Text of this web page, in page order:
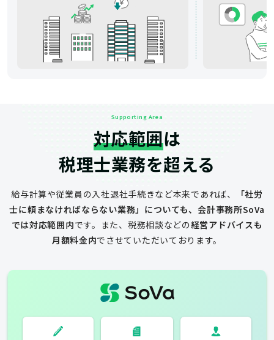
Supporting Area
対応範囲は
税理士業務を超える
給与計算や従業員の入社退社手続きなど本来であれば、
「社労
士に頼まなければならない業務」についても、会計事務所SoVa
では対応範囲内です。 また、税務相談などの経営アドバイスも
月額料金内でさせていただいております。
一般的な税理士